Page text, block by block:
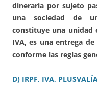
dineraria por sujeto
una sociedad de
constituye una unidad
IVA, es una entrega
conforme las reglas
D) IRPF, IVA,